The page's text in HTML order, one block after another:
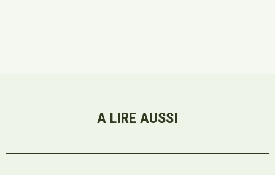
A LIRE AUSSI